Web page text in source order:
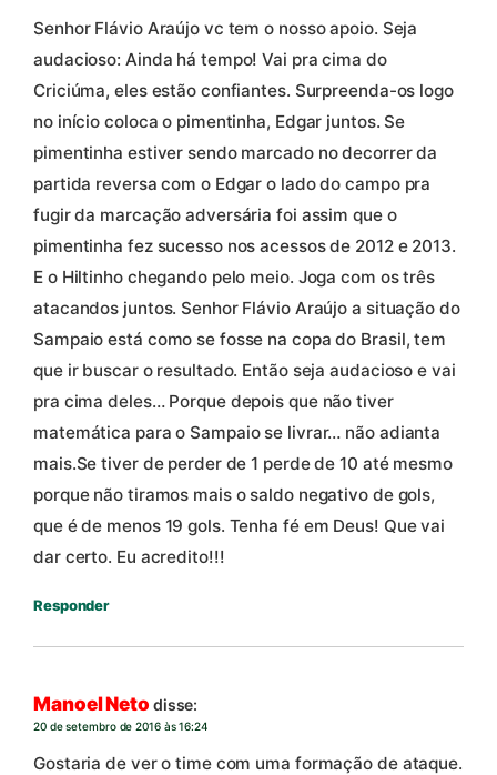
Senhor Flávio Araújo vc tem o nosso apoio. Seja
audacioso: Ainda há tempo! Vai pra cima do
Criciúma, eles estão confiantes. Surpreenda-os logo
no início coloca o pimentinha, Edgar juntos. Se
pimentinha estiver sendo marcado no decorrer da
partida reversa com o Edgar o lado do campo pra
fugir da marcação adversária foi assim que o
pimentinha fez sucesso nos acessos de 2012 e 2013.
E o Hiltinho chegando pelo meio. Joga com os três
atacandos juntos. Senhor Flávio Araújo a situação do
Sampaio está como se fosse na copa do Brasil, tem
que ir buscar o resultado. Então seja audacioso e vai
pra cima deles… Porque depois que não tiver
matemática para o Sampaio se livrar… não adianta
mais.Se tiver de perder de 1 perde de 10 até mesmo
porque não tiramos mais o saldo negativo de gols,
que é de menos 19 gols. Tenha fé em Deus! Que vai
dar certo. Eu acredito!!!
Responder
Manoel Neto disse:
20 de setembro de 2016 às 16:24
Gostaria de ver o time com uma formação de ataque.